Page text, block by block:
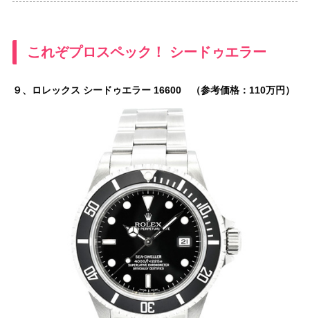
これぞプロスペック！ シードゥエラー
９、ロレックス シードゥエラー 16600 （参考価格：110万円）